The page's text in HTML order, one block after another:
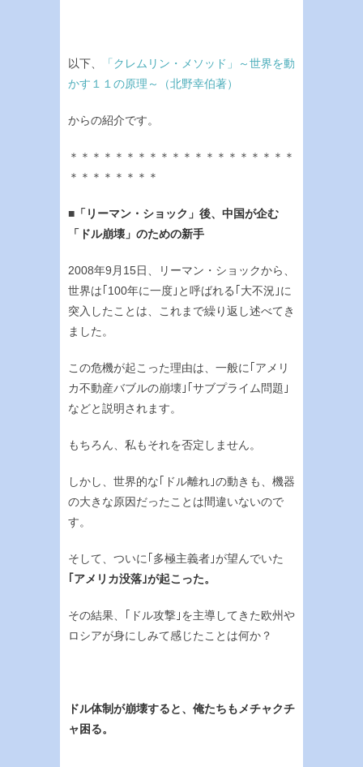
以下、
「クレムリン・メソッド」～世界を動
かす１１の原理～（北野幸伯著）
からの紹介です。
＊＊＊＊＊＊＊＊＊＊＊＊＊＊＊＊＊＊＊＊
＊＊＊＊＊＊＊＊
■ 「リーマン・ショック」後、中国が企む
「ドル崩壊」のための新手
2008年9月15日、リーマン・ショックから、
世界は｢100年に一度｣と呼ばれる｢大不況｣に
突入したことは、これまで繰り返し述べてき
ました。
この危機が起こった理由は、一般に｢アメリ
カ不動産バブルの崩壊｣｢サブプライム問題｣
などと説明されます。
もちろん、私もそれを否定しません。
しかし、世界的な｢ドル離れ｣の動きも、機器
の大きな原因だったことは間違いないので
す。
そして、ついに｢多極主義者｣が望んでいた
｢アメリカ没落｣が起こった。
その結果、｢ドル攻撃｣を主導してきた欧州や
ロシアが身にしみて感じたことは何か？
ドル体制が崩壊すると、俺たちもメチャクチ
ャ困る。